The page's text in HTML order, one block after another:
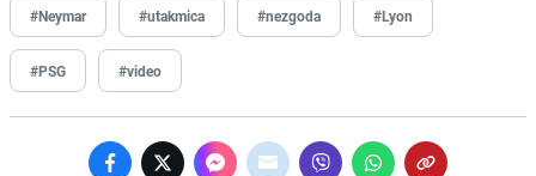
#Neymar #utakmica #nezgoda #Lyon
#PSG #video